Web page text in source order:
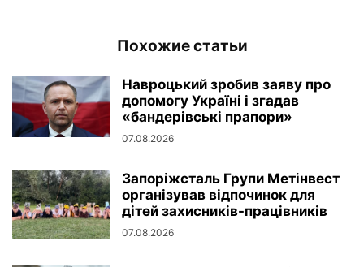
Похожие статьи
Навроцький зробив заяву про
допомогу Україні і згадав
«бандерівські прапори»
07.08.2026
Запоріжсталь Групи Метінвест
організував відпочинок для
дітей захисників-працівників
07.08.2026